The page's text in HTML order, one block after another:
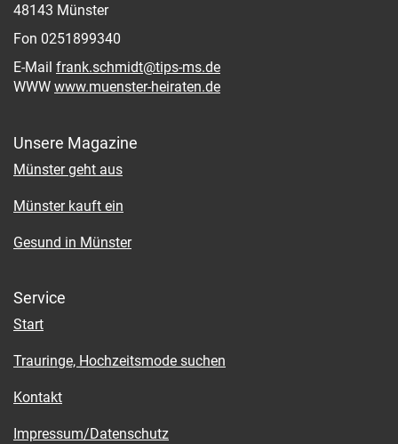
48143 Münster
Fon 0251899340
E-Mail frank.schmidt@tips-ms.de
WWW www.muenster-heiraten.de
Unsere Magazine
Münster geht aus
Münster kauft ein
Gesund in Münster
Service
Start
Trauringe, Hochzeitsmode suchen
Kontakt
Impressum/Datenschutz